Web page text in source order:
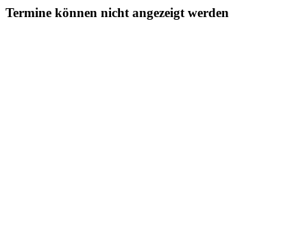
Termine können nicht angezeigt werden